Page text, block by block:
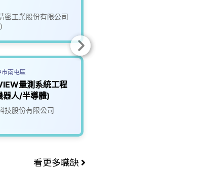
密工業股份有限公司
市南屯區
量測系統工程
器人/半導體)
技股份有限公司
看更多職缺